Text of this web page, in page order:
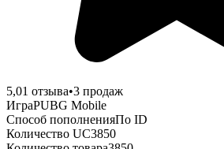
5,01 отзыва•3 продаж
ИграPUBG Mobile
Способ пополненияПо ID
Количество UC3850